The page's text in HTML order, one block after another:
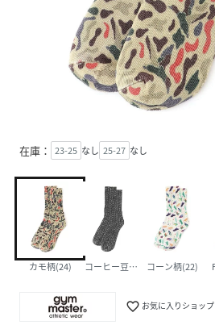
在庫： 23-25 なし 25-27 なし
カモ柄(24) コーヒー豆柄(23)コーン柄(22)
favorite_border お気に入りショッ